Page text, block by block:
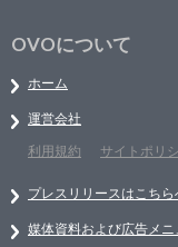
OVOについて
ホーム
運営会社
利用規約
サイトポリ
プレスリリースはこちら
媒体資料および広告メニ